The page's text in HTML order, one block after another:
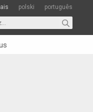
polski português